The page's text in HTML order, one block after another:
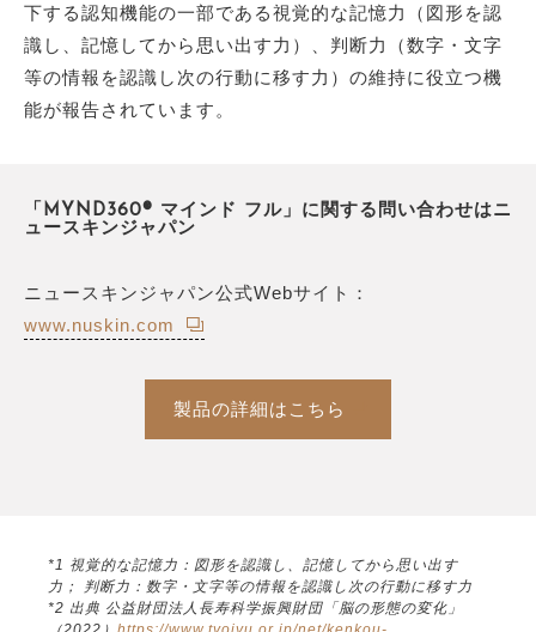
下する認知機能の一部である視覚的な記憶力（図形を認
識し、記憶してから思い出す力）、判断力（数字・文字
等の情報を認識し次の行動に移す力）の維持に役立つ機
能が報告されています。
「MYND360® マインド フル」に関する問い合わせはニ
ュースキンジャパン
ニュースキンジャパン公式Webサイト：
www.nuskin.com
製品の詳細はこちら
*1 視覚的な記憶力：図形を認識し、記憶してから思い出す
力； 判断力：数字・文字等の情報を認識し次の行動に移す力
*2 出典 公益財団法人長寿科学振興財団「脳の形態の変化」